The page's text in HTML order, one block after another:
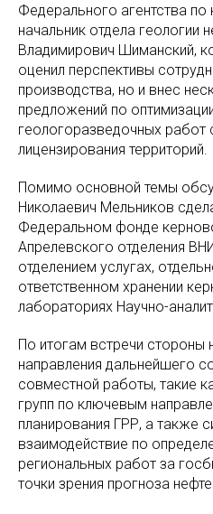
Федерального агентства
начальник отдела геологии
Владимирович Шиманский,
оценил перспективы
производства, но и внес
предложений по
геологоразведочных
лицензирования территорий.
Помимо основной темы
Николаевич Мельников
Федеральном фонде
Апрелевского отделения
отделением услугах,
ответственном хранении
лабораториях Научно-
По итогам встречи стороны
направления дальнейшего
совместной работы, такие
групп по ключевым
планирования ГРР, а также
взаимодействие по
региональных работ за
точки зрения прогноза